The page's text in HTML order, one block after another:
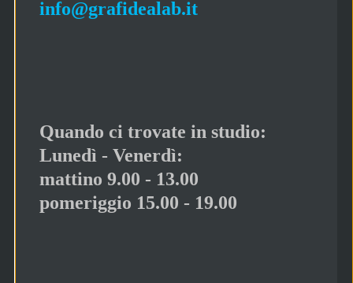
info@grafidealab.it
Quando ci trovate in studio:
Lunedì - Venerdì:
mattino 9.00 - 13.00
pomeriggio 15.00 - 19.00